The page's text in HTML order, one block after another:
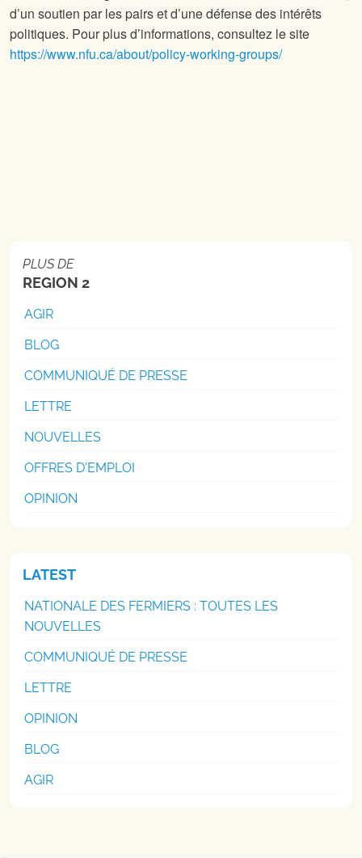
d’un soutien par les pairs et d’une défense des intérêts
politiques. Pour plus d’informations, consultez le site
https://www.nfu.ca/about/policy-working-groups/
PLUS DE
REGION 2
AGIR
BLOG
COMMUNIQUÉ DE PRESSE
LETTRE
NOUVELLES
OFFRES D'EMPLOI
OPINION
LATEST
NATIONALE DES FERMIERS : TOUTES LES
NOUVELLES
COMMUNIQUÉ DE PRESSE
LETTRE
OPINION
BLOG
AGIR